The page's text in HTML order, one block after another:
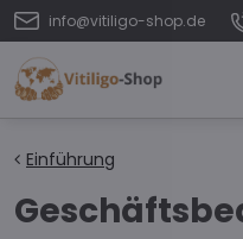
info@vitiligo-shop.de
Einführung